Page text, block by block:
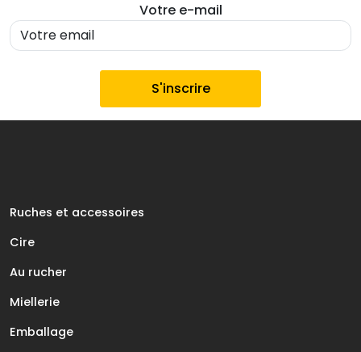
Votre e-mail
Ruches et accessoires
Cire
Au rucher
Miellerie
Emballage